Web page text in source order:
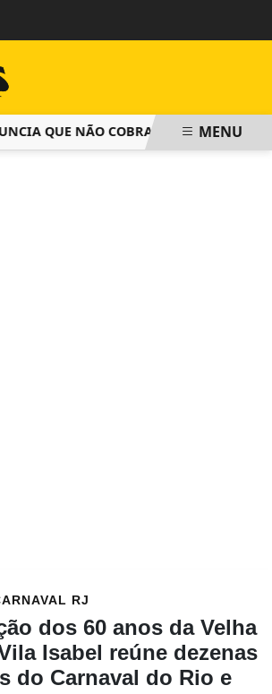
QUE NÃO COBRARÁ TAXA DEMENU
RJ
dos 60 anos da Velha
Isabel reúne dezenas
do Carnaval do Rio e